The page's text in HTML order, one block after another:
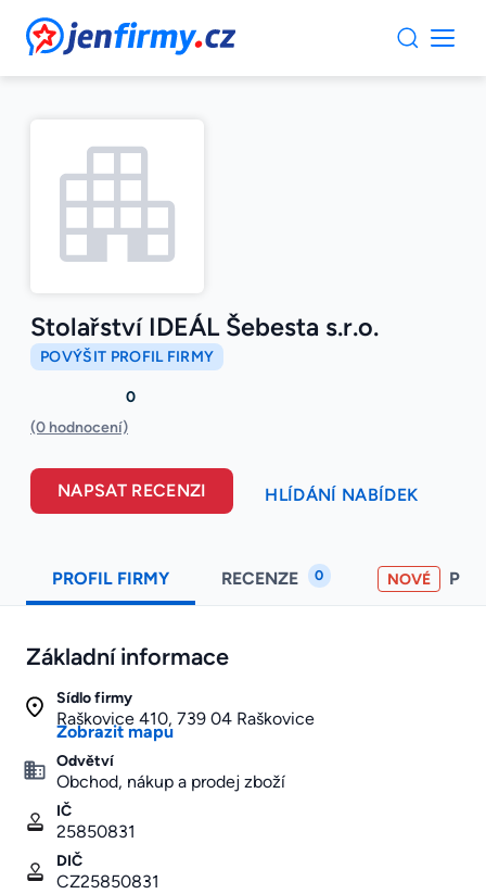
JenFirmy.cz
Stolařství IDEÁL Šebesta s.r.o.
POVÝŠIT PROFIL FIRMY
0
(0 hodnocení)
NAPSAT RECENZI HLÍDÁNÍ NABÍDEK
PROFIL FIRMY RECENZE 0 NOVÉ
Základní informace
Sídlo firmy
Raškovice 410, 739 04 Raškovice
Zobrazit mapu
Odvětví
Obchod, nákup a prodej zboží
IČ
25850831
DIČ
CZ25850831